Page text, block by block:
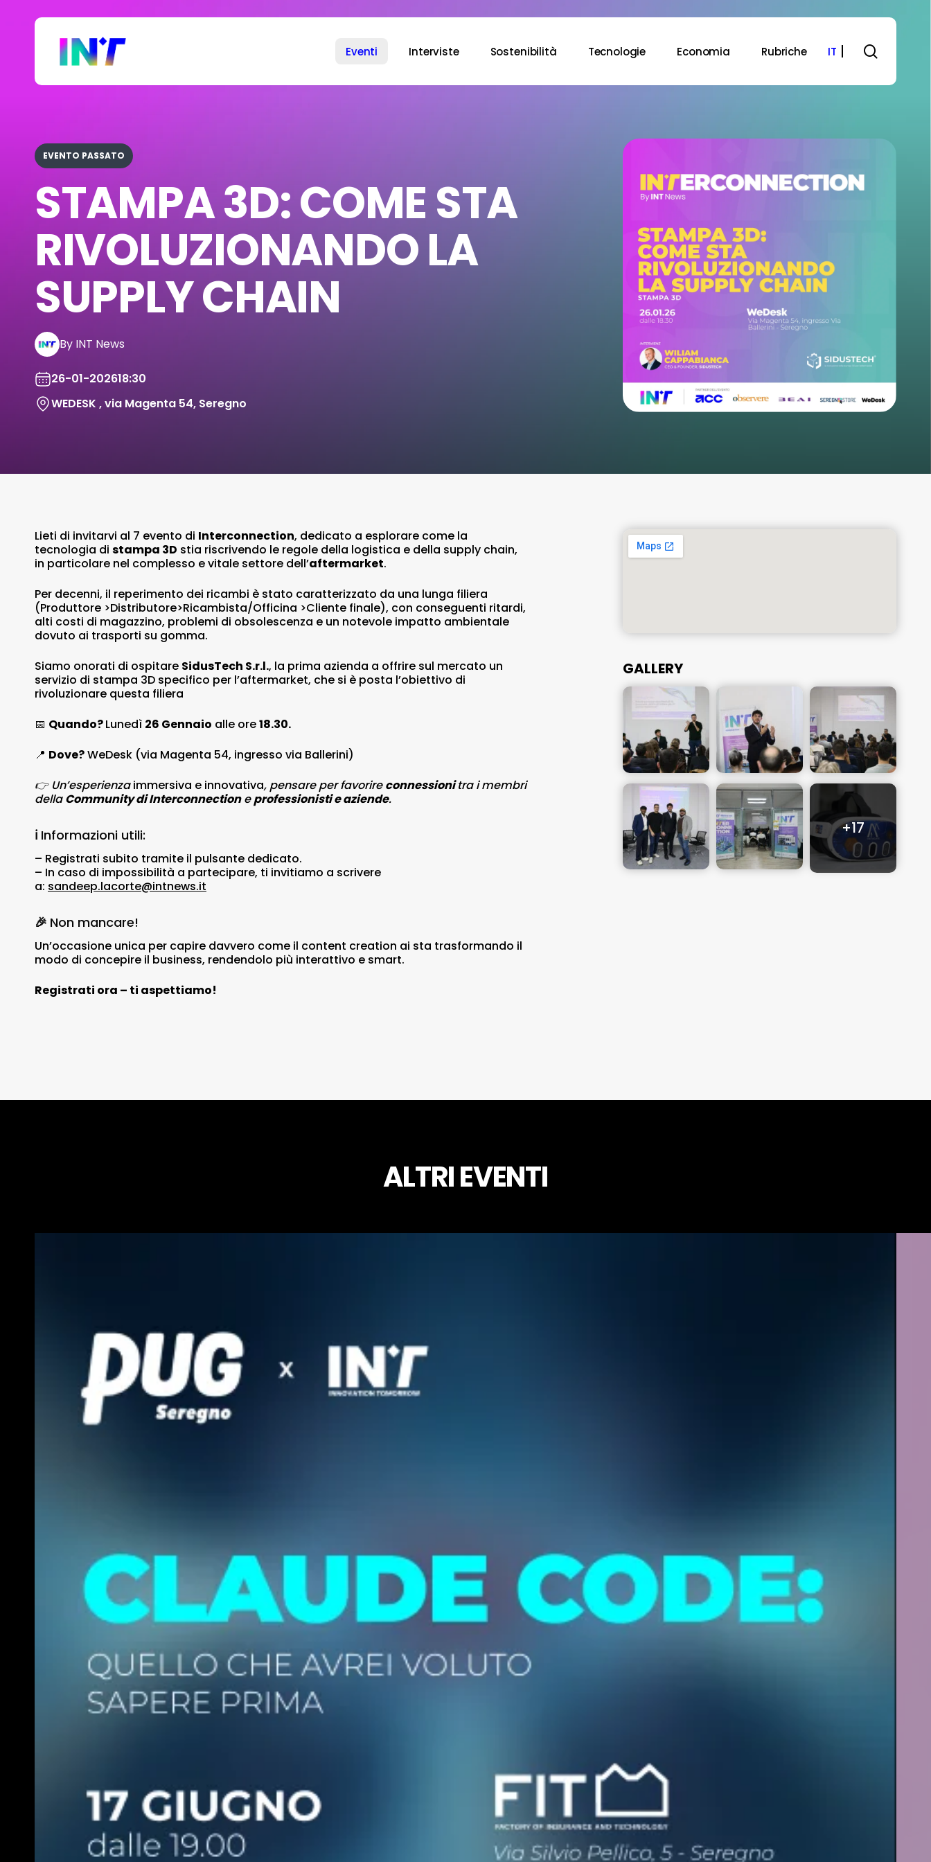
Eventi Interviste Sostenibilità Tecnologie Economia Rubriche IT
EVENTO PASSATO
STAMPA 3D: COME STA
RIVOLUZIONANDO LA
SUPPLY CHAIN
By INT News
26-01-202618:30
WEDESK , via Magenta 54, Seregno
Lieti di invitarvi al 7 evento di Interconnection, dedicato a esplorare come la
tecnologia di stampa 3D stia riscrivendo le regole della logistica e della supply chain,
in particolare nel complesso e vitale settore dell’aftermarket.
Per decenni, il reperimento dei ricambi è stato caratterizzato da una lunga filiera
(Produttore >Distributore>Ricambista/Officina >Cliente finale), con conseguenti ritardi,
alti costi di magazzino, problemi di obsolescenza e un notevole impatto ambientale
dovuto ai trasporti su gomma.
Siamo onorati di ospitare SidusTech S.r.l., la prima azienda a offrire sul mercato un
servizio di stampa 3D specifico per l’aftermarket, che si è posta l’obiettivo di
rivoluzionare questa filiera
📅 Quando?Lunedì 26 Gennaio alle ore18.30.
📍 Dove?WeDesk (via Magenta 54, ingresso via Ballerini)
👉 Un’esperienza immersiva e innovativa, pensare per favorire connessioni tra i membri
della Community di Interconnection eprofessionisti e aziende.
ℹ️ Informazioni utili:
– Registrati subito tramite il pulsante dedicato.
– In caso di impossibilità a partecipare, ti invitiamo a scrivere
a: sandeep.lacorte@intnews.it
🎉 Non mancare!
Un’occasione unica per capire davvero come il content creation ai sta trasformando il
modo di concepire il business, rendendolo più interattivo e smart.
Registrati ora – ti aspettiamo!
GALLERY
ALTRI EVENTI